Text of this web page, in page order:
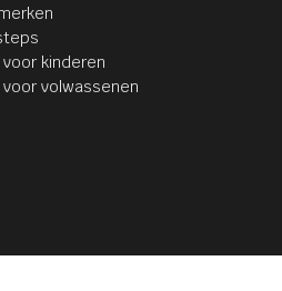
kinderen
volwassenen